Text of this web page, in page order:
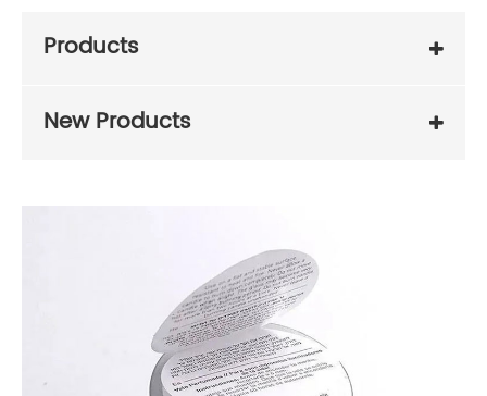
Products
New Products